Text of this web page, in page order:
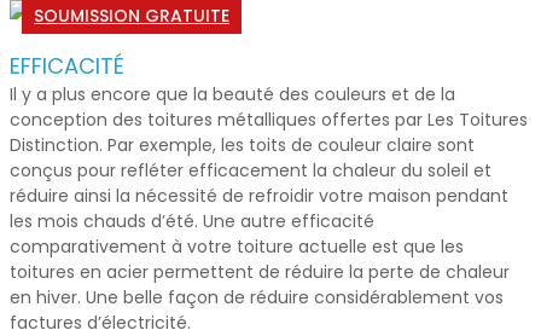
SOUMISSION GRATUITE
EFFICACITÉ
Il y a plus encore que la beauté des couleurs et de la
conception des toitures métalliques offertes par Les Toitures
Distinction. Par exemple, les toits de couleur claire sont
conçus pour refléter efficacement la chaleur du soleil et
réduire ainsi la nécessité de refroidir votre maison pendant
les mois chauds d’été. Une autre efficacité
comparativement à votre toiture actuelle est que les
toitures en acier permettent de réduire la perte de chaleur
en hiver. Une belle façon de réduire considérablement vos
factures d’électricité.